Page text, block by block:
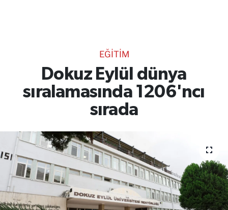
EĞİTİM
Dokuz Eylül dünya
sıralamasında 1206'ncı
sırada
RESMİ İLANLAR
Gencsesfm Canlı Dinle